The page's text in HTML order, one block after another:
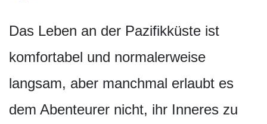
Das Leben an der Pazifikküste ist
komfortabel und normalerweise
langsam, aber manchmal erlaubt es
dem Abenteurer nicht, ihr Inneres zu